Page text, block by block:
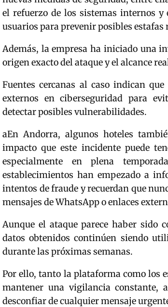
el refuerzo de los sistemas internos
usuarios para prevenir posibles
Además, la empresa ha iniciado una
origen exacto del ataque y el alcance
Fuentes cercanas al caso indican
externos en ciberseguridad para
detectar posibles vulnerabilidades.
aEn Andorra, algunos hoteles
impacto que este incidente puede
especialmente en plena
establecimientos han empezado a
intentos de fraude y recuerdan que
mensajes de WhatsApp o enlaces
Aunque el ataque parece haber sido
datos obtenidos continúen siendo
durante las próximas semanas.
Por ello, tanto la plataforma como los
mantener una vigilancia constante,
desconfiar de cualquier mensaje